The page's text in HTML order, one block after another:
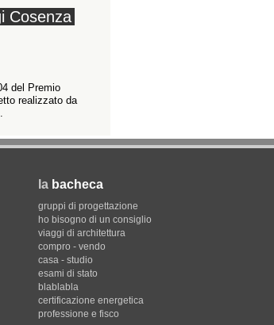
Cosenza
del Premio
realizzato da
la bacheca
gruppi di progettazione
ho bisogno di un consiglio
viaggi di architettura
compro - vendo
casa - studio
esami di stato
blablabla
certificazione energetica
professione e fisco